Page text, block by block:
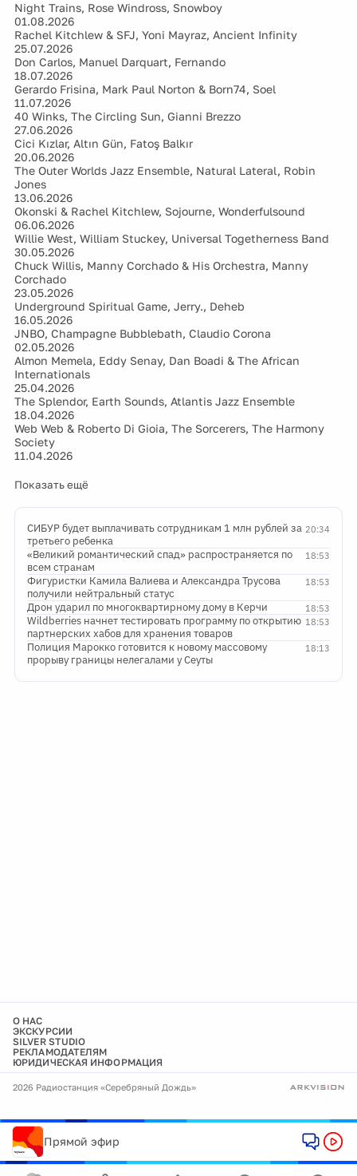
Night Trains, Rose Windross, Snowboy
01.08.2026
Rachel Kitchlew & SFJ, Yoni Mayraz, Ancient Infinity
25.07.2026
Don Carlos, Manuel Darquart, Fernando
18.07.2026
Gerardo Frisina, Mark Paul Norton & Born74, Soel
11.07.2026
40 Winks, The Circling Sun, Gianni Brezzo
27.06.2026
Cici Kızlar, Altın Gün, Fatoş Balkır
20.06.2026
The Outer Worlds Jazz Ensemble, Natural Lateral, Robin
Jones
13.06.2026
Okonski & Rachel Kitchlew, Sojourne, Wonderfulsound
06.06.2026
Willie West, William Stuckey, Universal Togetherness Band
30.05.2026
Chuck Willis, Manny Corchado & His Orchestra, Manny
Corchado
23.05.2026
Underground Spiritual Game, Jerry., Deheb
16.05.2026
JNBO, Champagne Bubblebath, Claudio Corona
02.05.2026
Almon Memela, Eddy Senay, Dan Boadi & The African
Internationals
25.04.2026
The Splendor, Earth Sounds, Atlantis Jazz Ensemble
18.04.2026
Web Web & Roberto Di Gioia, The Sorcerers, The Harmony
Society
11.04.2026
Показать ещё
20:34
СИБУР будет выплачивать сотрудникам 1 млн рублей за
третьего ребенка
18:53
«Великий романтический спад» распространяется по
всем странам
18:53
Фигуристки Камила Валиева и Александра Трусова
получили нейтральный статус
18:53
Дрон ударил по многоквартирному дому в Керчи
18:53
Wildberries начнет тестировать программу по открытию
партнерских хабов для хранения товаров
18:13
Полиция Марокко готовится к новому массовому
прорыву границы нелегалами у Сеуты
О НАС
ЭКСКУРСИИ
SILVER STUDIO
РЕКЛАМОДАТЕЛЯМ
ЮРИДИЧЕСКАЯ ИНФОРМАЦИЯ
2026 Радиостанция «Серебряный Дождь»
Прямой эфир